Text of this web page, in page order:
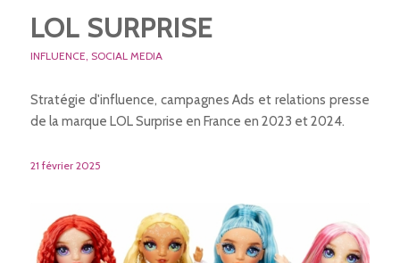
LOL SURPRISE
INFLUENCE SOCIAL MEDIA
Stratégie d'influence, campagnes Ads et relations presse
de la marque LOL Surprise en France en 2023 et 2024.
21 février 2025